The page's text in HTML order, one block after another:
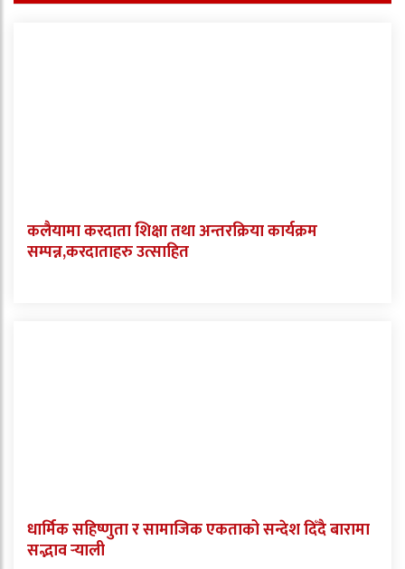
कलैयामा करदाता शिक्षा तथा अन्तरक्रिया कार्यक्रम
सम्पन्न,करदाताहरु उत्साहित
धार्मिक सहिष्णुता र सामाजिक एकताको सन्देश दिँदै बारामा
सद्भाव र्‍याली